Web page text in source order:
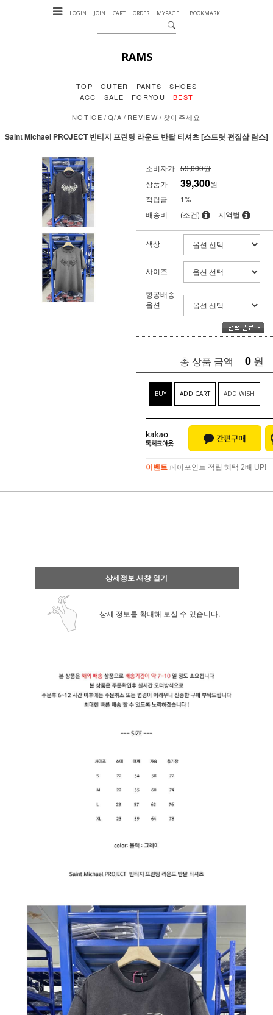
LOGIN JOIN CART ORDER MYPAGE +BOOKMARK
RAMS
TOP OUTER PANTS
SHOES
ACC
SALE FORYOU BEST
NOTICE /Q/A /REVIEW /찾아주세요
Saint Michael PROJECT 빈티지 프린팅 라운드 반팔 티셔츠 [스트릿 편집샵 람스]
소비자가 59,000원
상품가
39,300원
적립금
1%
배송비
(조건) 지역별
색상
사이즈
항공배송
옵션
총 상품 금액 0 원
BUY ADD CART ADD WISH
이벤트 페이포인트 적립 혜택 2배 UP!
상세정보 새창 열기
상세 정보를 확대해 보실 수 있습니다.